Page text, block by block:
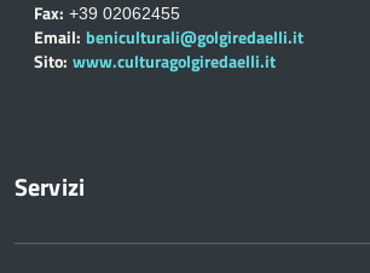
Fax: +39 02062455
Email: beniculturali@golgiredaelli.it
Sito: www.culturagolgiredaelli.it
Servizi